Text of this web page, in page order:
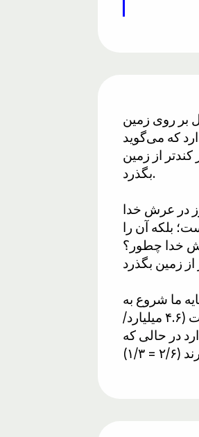
بر روی زمین
که می‌گوید
از زمین
بگذرد.
خداوند جهان را در 6 روز زمینی آفرید و در روز هفتم استراحت کرد. مسلمانان معتقدند که 6 روز در عرش خدا
بلکه آن را
خدا چطور؟
همسایه ما شروع به
برافزایش کرد. با این حال، جهان ۱۳.۸ میلیارد سال قدمت دارد. این نشان می‌دهد که سن زمین یک سوم سن جهان است (۴.۶ میلیارد/
شده است. در عرش خدا، زمین ۲ روز قدمت دارد در حالی که